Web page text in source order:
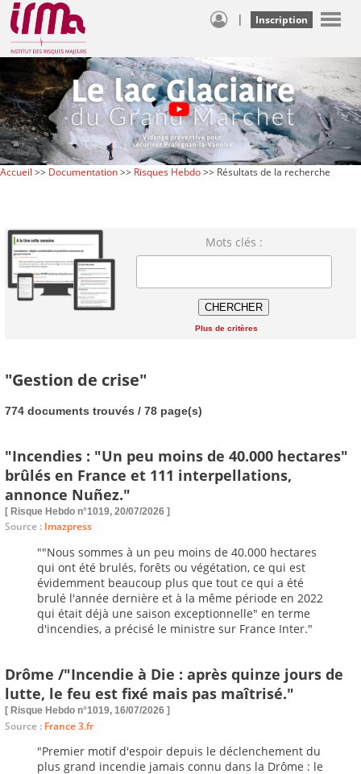
| Inscription
Accueil >> Documentation>> Risques Hebdo>> Résultats de la recherche
Mots clés :
Plus de critères
"Gestion de crise"
774 documents trouvés / 78 page(s)
"Incendies : "Un peu moins de 40.000 hectares"
brûlés en France et 111 interpellations,
annonce Nuñez."
[ Risque Hebdo n°1019, 20/07/2026 ]
Source : Imazpress
""Nous sommes à un peu moins de 40.000 hectares
qui ont été brulés, forêts ou végétation, ce qui est
évidemment beaucoup plus que tout ce qui a été
brulé l'année dernière et à la même période en 2022
qui était déjà une saison exceptionnelle" en terme
d'incendies, a précisé le ministre sur France Inter."
Drôme /"Incendie à Die : après quinze jours de
lutte, le feu est fixé mais pas maîtrisé."
[ Risque Hebdo n°1019, 16/07/2026 ]
Source : France 3.fr
"Premier motif d'espoir depuis le déclenchement du
plus grand incendie jamais connu dans la Drôme : le